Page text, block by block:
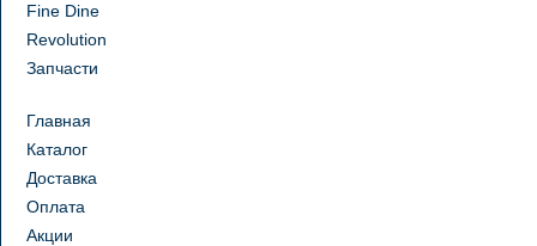
Fine Dine
Revolution
Запчасти
Главная
Каталог
Доставка
Оплата
Акции